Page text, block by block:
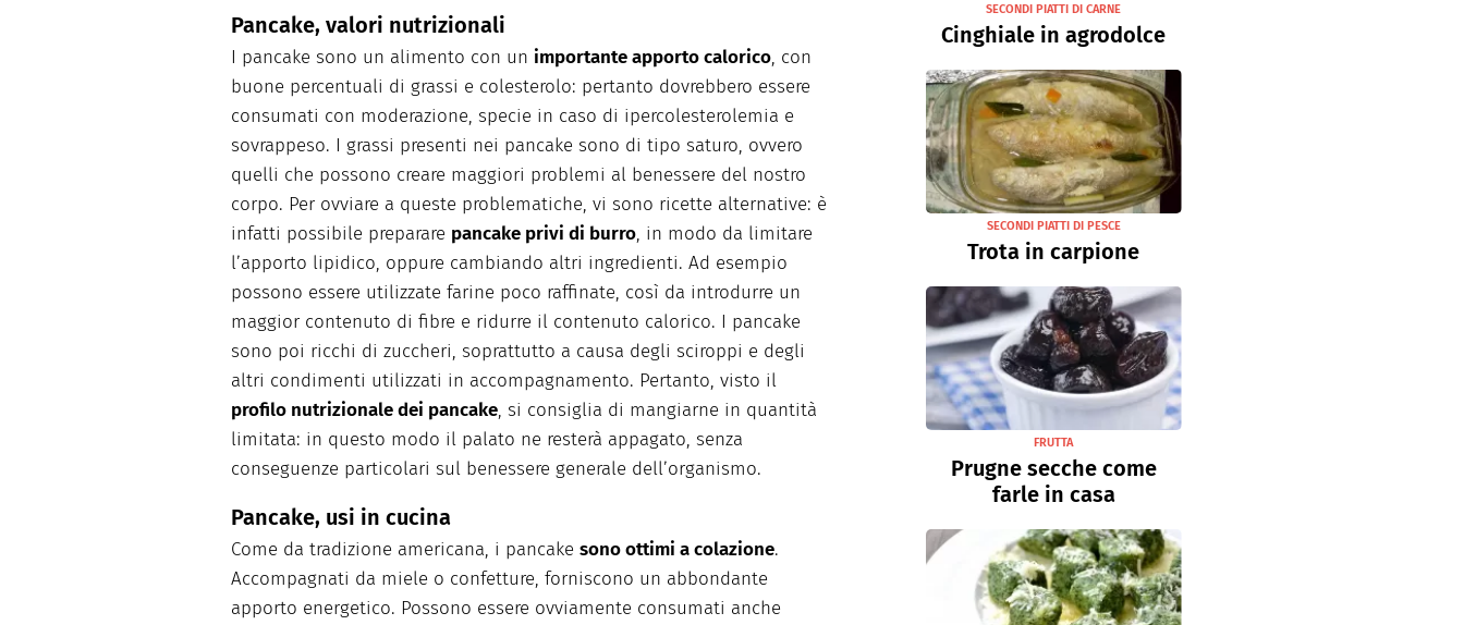
Pancake, valori nutrizionali
I pancake sono un alimento con un importante apporto calorico, con
buone percentuali di grassi e colesterolo: pertanto dovrebbero essere
consumati con moderazione, specie in caso di ipercolesterolemia e
sovrappeso. I grassi presenti nei pancake sono di tipo saturo, ovvero
quelli che possono creare maggiori problemi al benessere del nostro
corpo. Per ovviare a queste problematiche, vi sono ricette alternative: è
infatti possibile preparare pancake privi di burro, in modo da limitare
l’apporto lipidico, oppure cambiando altri ingredienti. Ad esempio
possono essere utilizzate farine poco raffinate, così da introdurre un
maggior contenuto di fibre e ridurre il contenuto calorico. I pancake
sono poi ricchi di zuccheri, soprattutto a causa degli sciroppi e degli
altri condimenti utilizzati in accompagnamento. Pertanto, visto il
profilo nutrizionale dei pancake, si consiglia di mangiarne in quantità
limitata: in questo modo il palato ne resterà appagato, senza
conseguenze particolari sul benessere generale dell’organismo.
Pancake, usi in cucina
Come da tradizione americana, i pancake sono ottimi a colazione.
Accompagnati da miele o confetture, forniscono un abbondante
apporto energetico. Possono essere ovviamente consumati anche
SECONDI PIATTI DI CARNE
Cinghiale in agrodolce
SECONDI PIATTI DI PESCE
Trota in carpione
FRUTTA
Prugne secche come
farle in casa